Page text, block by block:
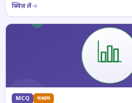
क्विज़ लें
MCQ मध्यम